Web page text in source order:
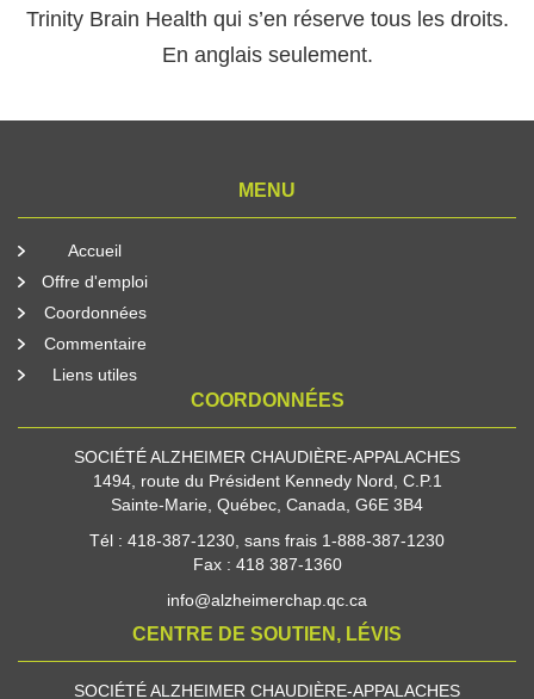
Trinity Brain Health qui s’en réserve tous les droits.
En anglais seulement.
MENU
Accueil
Offre d'emploi
Coordonnées
Commentaire
Liens utiles
COORDONNÉES
SOCIÉTÉ ALZHEIMER CHAUDIÈRE-APPALACHES
1494, route du Président Kennedy Nord, C.P.1
Sainte-Marie, Québec, Canada, G6E 3B4
Tél : 418-387-1230, sans frais 1-888-387-1230
Fax : 418 387-1360
info@alzheimerchap.qc.ca
CENTRE DE SOUTIEN, LÉVIS
SOCIÉTÉ ALZHEIMER CHAUDIÈRE-APPALACHES